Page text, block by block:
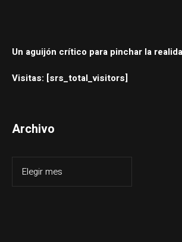
Un aguijón crítico para pinchar la
Visitas: [srs_total_visitors]
Archivo